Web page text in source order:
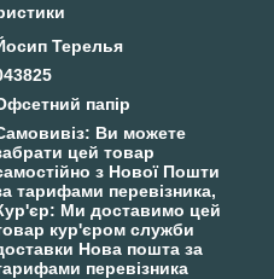
Терелья
папір
Ви можете
цей товар
з Нової Пошти
тарифами перевізника,
Ми доставимо цей
кур'єром служби
Нова пошта за
перевізника